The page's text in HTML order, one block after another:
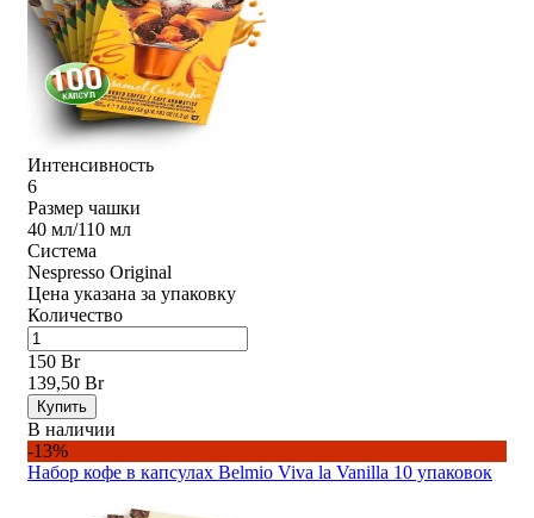
Интенсивность
6
Размер чашки
40 мл/110 мл
Система
Nespresso Original
Цена указана за упаковку
Количество
150 Br
139,50 Br
Купить
В наличии
-13%
Набор кофе в капсулах Belmio Viva la Vanilla 10 упаковок